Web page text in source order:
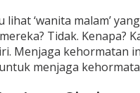
‘wanita malam’
Tidak. Kenapa?
Menjaga kehormatan
menjaga